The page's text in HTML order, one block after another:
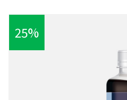
25%